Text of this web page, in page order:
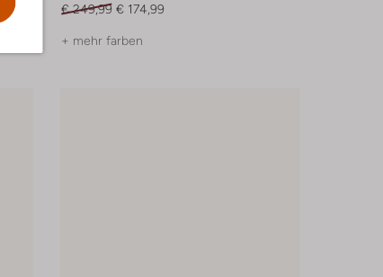
€ 249,99 € 174,99
+ mehr farben